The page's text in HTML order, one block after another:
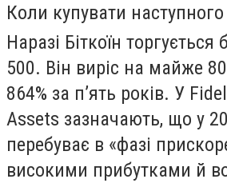
Коли купувати
Наразі Біткоїн торгується
500. Він виріс на майже
864% за п’ять років. У
Assets зазначають, що у
перебуває в «фазі
високими прибутками й